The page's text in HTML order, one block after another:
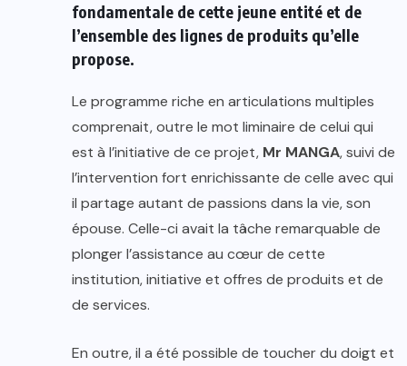
fondamentale de cette jeune entité et de
l’ensemble des lignes de produits qu’elle
propose.
Le programme riche en articulations multiples
comprenait, outre le mot liminaire de celui qui
est à l’initiative de ce projet, Mr MANGA, suivi de
l’intervention fort enrichissante de celle avec qui
il partage autant de passions dans la vie, son
épouse. Celle-ci avait la tâche remarquable de
plonger l’assistance au cœur de cette
institution, initiative et offres de produits et de
de services.
En outre, il a été possible de toucher du doigt et